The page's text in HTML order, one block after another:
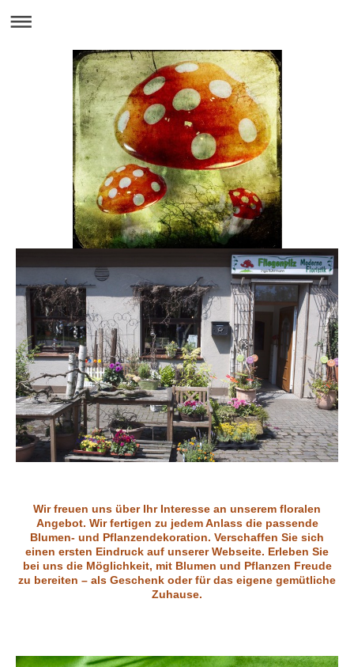
Wir freuen uns über Ihr Interesse an unserem floralen
Angebot. Wir fertigen zu jedem Anlass die passende
Blumen- und Pflanzendekoration. Verschaffen Sie sich
einen ersten Eindruck auf unserer Webseite. Erleben Sie
bei uns die Möglichkeit, mit Blumen und Pflanzen Freude
zu bereiten – als Geschenk oder für das eigene gemütliche
Zuhause.